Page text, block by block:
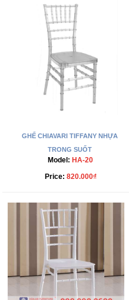
GHẾ CHIAVARI TIFFANY NHỰA
TRONG SUỐT
Model: HA-20
Price: 820.000₫